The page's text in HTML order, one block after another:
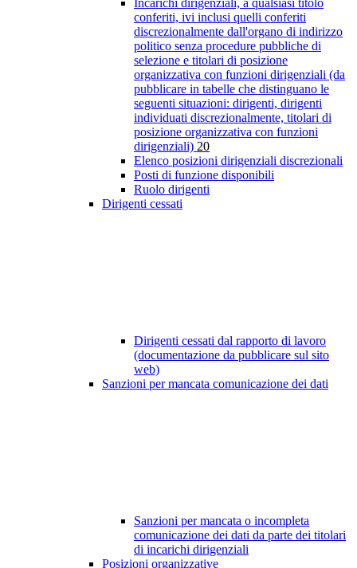
Incarichi dirigenziali, a qualsiasi titolo
conferiti, ivi inclusi quelli conferiti
discrezionalmente dall'organo di indirizzo
politico senza procedure pubbliche di
selezione e titolari di posizione
organizzativa con funzioni dirigenziali (da
pubblicare in tabelle che distinguano le
seguenti situazioni: dirigenti, dirigenti
individuati discrezionalmente, titolari di
posizione organizzativa con funzioni
dirigenziali) 20
Elenco posizioni dirigenziali discrezionali
Posti di funzione disponibili
Ruolo dirigenti
Dirigenti cessati
Dirigenti cessati dal rapporto di lavoro
(documentazione da pubblicare sul sito
web)
Sanzioni per mancata comunicazione dei dati
Sanzioni per mancata o incompleta
comunicazione dei dati da parte dei titolari
di incarichi dirigenziali
Posizioni organizzative